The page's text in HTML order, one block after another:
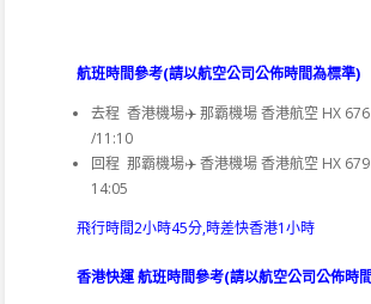
航班時間參考(請以航空公司公佈時間為標準)
去程 香港機場✈️ 那霸機場 香港航空 HX
/11:10
回程 那霸機場✈️ 香港機場 香港航空 HX
14:05
飛行時間2小時45分,時差快香港1小時
香港快運 航班時間參考(請以航空公司公佈時